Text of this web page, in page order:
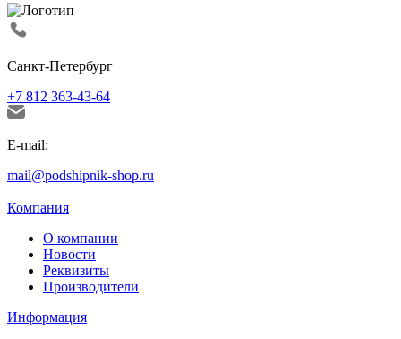
Санкт-Петербург
+7 812 363-43-64
E-mail:
mail@podshipnik-shop.ru
Компания
О компании
Новости
Реквизиты
Производители
Информация